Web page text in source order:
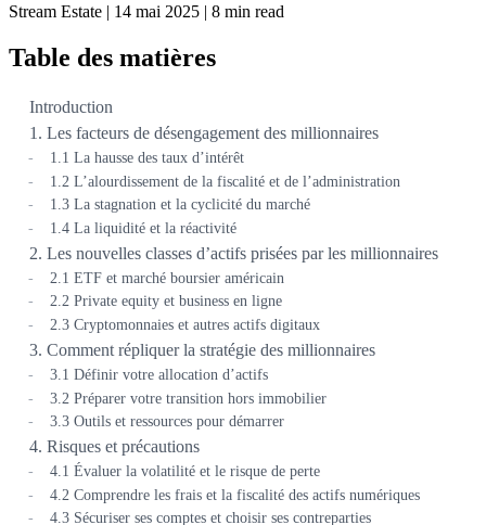
Stream Estate | 14 mai 2025 | 8 min read
Table des matières
Introduction
1. Les facteurs de désengagement des millionnaires
1.1 La hausse des taux d’intérêt
1.2 L’alourdissement de la fiscalité et de l’administration
1.3 La stagnation et la cyclicité du marché
1.4 La liquidité et la réactivité
2. Les nouvelles classes d’actifs prisées par les millionnaires
2.1 ETF et marché boursier américain
2.2 Private equity et business en ligne
2.3 Cryptomonnaies et autres actifs digitaux
3. Comment répliquer la stratégie des millionnaires
3.1 Définir votre allocation d’actifs
3.2 Préparer votre transition hors immobilier
3.3 Outils et ressources pour démarrer
4. Risques et précautions
4.1 Évaluer la volatilité et le risque de perte
4.2 Comprendre les frais et la fiscalité des actifs numériques
4.3 Sécuriser ses comptes et choisir ses contreparties